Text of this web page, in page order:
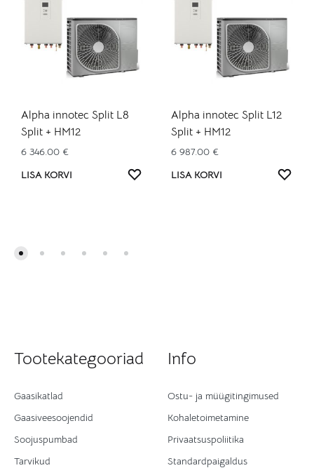
Alpha innotec Split L8
Split + HM12
6 346.00 €
LISA KORVI
Alpha innotec Split L12
Split + HM12
6 987.00 €
LISA KORVI
Tootekategooriad
Gaasikatlad
Gaasiveesoojendid
Soojuspumbad
Tarvikud
Info
Ostu- ja müügitingimused
Kohaletoimetamine
Privaatsuspoliitika
Standardpaigaldus